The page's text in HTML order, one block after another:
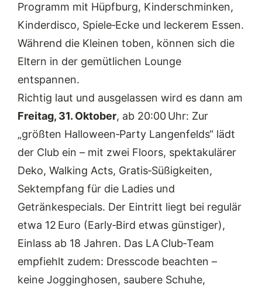
Programm mit Hüpfburg, Kinderschminken,
Kinderdisco, Spiele‑Ecke und leckerem Essen.
Während die Kleinen toben, können sich die
Eltern in der gemütlichen Lounge
entspannen.
Richtig laut und ausgelassen wird es dann am
Freitag, 31. Oktober, ab 20:00 Uhr: Zur
„größten Halloween‑Party Langenfelds“ lädt
der Club ein – mit zwei Floors, spektakulärer
Deko, Walking Acts, Gratis‑Süßigkeiten,
Sektempfang für die Ladies und
Getränkespecials. Der Eintritt liegt bei regulär
etwa 12 Euro (Early‑Bird etwas günstiger),
Einlass ab 18 Jahren. Das LA Club‑Team
empfiehlt zudem: Dresscode beachten –
keine Jogginghosen, saubere Schuhe,